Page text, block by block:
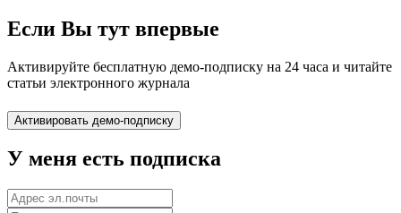
Если Вы тут впервые
Активируйте бесплатную демо-подписку на 24 часа и читайте
статьи электронного журнала
У меня есть подписка